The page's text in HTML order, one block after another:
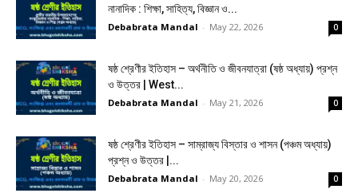
নানাদিক : শিক্ষা, সাহিত্য, বিজ্ঞান ও...
Debabrata Mandal - May 22, 2026 0
ষষ্ঠ শ্রেণীর ইতিহাস – অর্থনীতি ও জীবনযাত্রা (ষষ্ঠ অধ্যায়) প্রশ্ন
ও উত্তর | West...
Debabrata Mandal - May 21, 2026 0
ষষ্ঠ শ্রেণীর ইতিহাস – সাম্রাজ্য বিস্তার ও শাসন (পঞ্চম অধ্যায়)
প্রশ্ন ও উত্তর |...
Debabrata Mandal - May 20, 2026 0